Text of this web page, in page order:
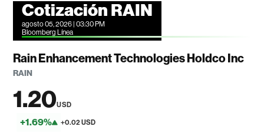
Cotización RAIN
agosto 05, 2026 | 03:30 PM
Bloomberg Línea
Rain Enhancement Technologies Holdco Inc
RAIN
1.20USD
+1.69% +0.02 USD